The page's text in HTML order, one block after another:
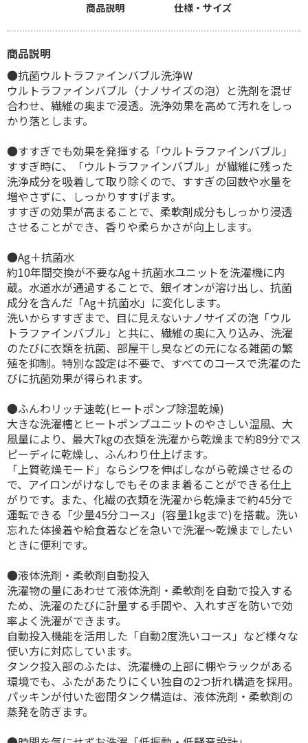
商品説明 仕様・サイズ
商品説明
●抗菌ウルトラファインバブル洗浄W
ウルトラファインバブル（ナノサイズの泡）と洗剤を混ぜ
合わせ、繊維の奥まで浸透。洗浄効果を高めて汚れをしっ
かり落とします。
●すすぎでも効果を発揮する「ウルトラファインバブル」
すすぎ時に、「ウルトラファインバブル」が繊維に残った
洗浄成分を吸着して取り除くので、すすぎの回数や水量を
増やさずに、しっかりすすげます。
すすぎの効果が高まることで、柔軟剤成分もしっかり浸透
させることができ、香りや柔らかさが向上します。
●Ag＋抗菌水
約10年間交換が不要なAg＋抗菌水ユニットを洗濯機に内
蔵。水道水が通過することで、銀イオンが溶け出し、抗菌
成分を含んだ「Ag＋抗菌水」に変化します。
洗いからすすぎまで、目に見えないナノサイズの泡「ウル
トラファインバブル」と共に、繊維の奥に入り込み、洗濯
のたびに衣類を抗菌、部屋干し臭などの元になる雑菌の繁
殖を抑制。特別な設定は不要で、すべてのコースで洗濯のた
びに抗菌効果が得られます。
●ふんわリッチ速乾(ヒートポンプ除湿乾燥)
大きな洗濯槽とヒートポンプユニットのやさしい温風、大
風量により、最大7kgの衣類を洗濯から乾燥まで約89分でス
ピーディに乾燥し、ふんわり仕上げます。
「上質乾燥モード」ならシワを伸ばしながら乾燥させるの
で、アイロンがけなしでもそのまま着ることができる仕上
がりです。また、化繊の衣類を洗濯から乾燥まで約45分で
運転できる「少量45分コース」(容量1kgまで)を搭載。洗い
忘れた体操着や給食着などを急いで洗濯～乾燥までしたい
ときに便利です。
●液体洗剤・柔軟剤自動投入
洗濯物の量にあわせて液体洗剤・柔軟剤を自動で投入する
ため、洗濯のたびに計量する手間や、入れすぎを防いで効
率よく洗濯ができます。
自動投入機能を活用した「自動2度洗いコース」など様々な
使い方に対応しています。
タンク投入部のふたは、洗濯機の上部に棚やラックがある
環境でも、ふたがあたりにくい独自の2つ折れ構造を採用。
パッキンが付いた密閉タンク構造は、液体洗剤・柔軟剤の
蒸発を防ぎます。